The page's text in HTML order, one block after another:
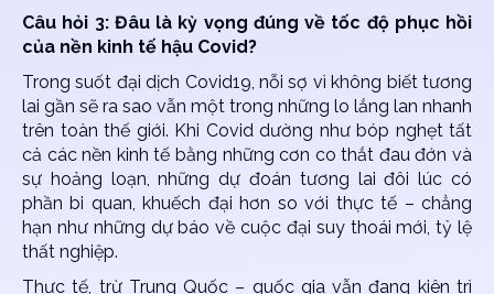
Câu hỏi 3: Đâu là kỳ vọng đúng về tốc độ phục hồi
của nền kinh tế hậu Covid?
Trong suốt đại dịch Covid19, nỗi sợ vì không biết tương
lai gần sẽ ra sao vẫn một trong những lo lắng lan nhanh
trên toàn thế giới. Khi Covid dường như bóp nghẹt tất
cả các nền kinh tế bằng những cơn co thắt đau đớn và
sự hoảng loạn, những dự đoán tương lai đôi lúc có
phần bi quan, khuếch đại hơn so với thực tế – chẳng
hạn như những dự báo về cuộc đại suy thoái mới, tỷ lệ
thất nghiệp.
Thực tế, trừ Trung Quốc – quốc gia vẫn đang kiên trì